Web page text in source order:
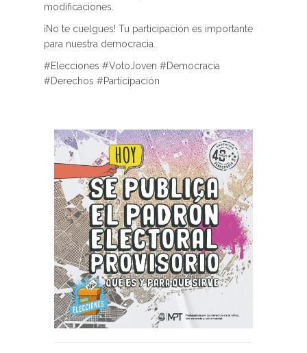
modificaciones.
¡No te cuelgues! Tu participación es importante
para nuestra democracia.
#Elecciones #VotoJoven #Democracia
#Derechos #Participación